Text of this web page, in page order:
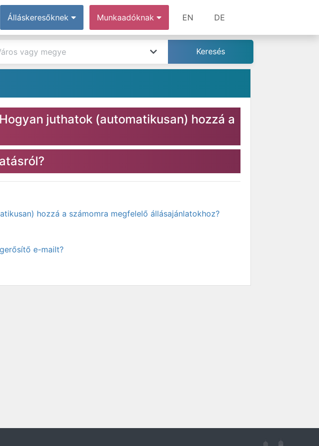
Álláskeresőknek Munkaadóknak EN DE
juthatok (automatikusan) hozzá a
hozzá a számomra megfelelő állásajánlatokhoz?
e-mailt?